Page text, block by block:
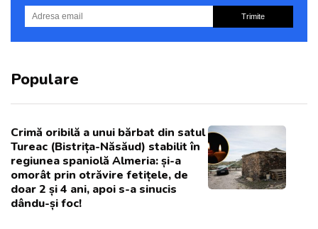
Trimite
Populare
Crimă oribilă a unui bărbat din satul
Tureac (Bistrița-Năsăud) stabilit în
regiunea spaniolă Almeria: și-a
omorât prin otrăvire fetițele, de
doar 2 și 4 ani, apoi s-a sinucis
dându-și foc!